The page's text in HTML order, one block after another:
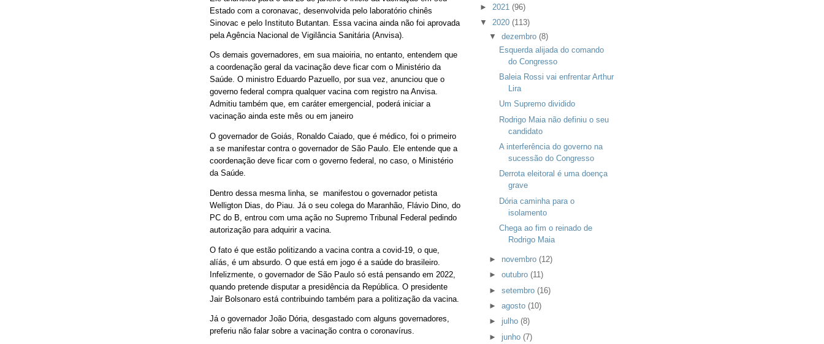
Estado com a coronavac, desenvolvida pelo laboratório chinês
Sinovac e pelo Instituto Butantan. Essa vacina ainda não foi aprovada
pela Agência Nacional de Vigilância Sanitária (Anvisa).
Os demais governadores, em sua maioiria, no entanto, entendem que
a coordenação geral da vacinação deve ficar com o Ministério da
Saúde. O ministro Eduardo Pazuello, por sua vez, anunciou que o
governo federal compra qualquer vacina com registro na Anvisa.
Admitiu também que, em caráter emergencial, poderá iniciar a
vacinação ainda este mês ou em janeiro
O governador de Goiás, Ronaldo Caiado, que é médico, foi o primeiro
a se manifestar contra o governador de São Paulo. Ele entende que a
coordenação deve ficar com o governo federal, no caso, o Ministério
da Saúde.
Dentro dessa mesma linha, se manifestou o governador petista
Welligton Dias, do Piau. Já o seu colega do Maranhão, Flávio Dino, do
PC do B, entrou com uma ação no Supremo Tribunal Federal pedindo
autorização para adquirir a vacina.
O fato é que estão politizando a vacina contra a covid-19, o que,
alíás, é um absurdo. O que está em jogo é a saúde do brasileiro.
Infelizmente, o governador de São Paulo só está pensando em 2022,
quando pretende disputar a presidência da República. O presidente
Jair Bolsonaro está contribuindo também para a politização da vacina.
Já o governador João Dória, desgastado com alguns governadores,
preferiu não falar sobre a vacinação contra o coronavírus.
► 2021 (96)
▼ 2020 (113)
▼dezembro(8)
Esquerda alijada do comando
do Congresso
Baleia Rossi vai enfrentar Arthur
Lira
Um Supremo dividido
Rodrigo Maia não definiu o seu
candidato
A interferência do governo na
sucessão do Congresso
Derrota eleitoral é uma doença
grave
Dória caminha para o
isolamento
Chega ao fim o reinado de
Rodrigo Maia
► novembro(12)
►outubro(11)
►setembro(16)
►agosto(10)
► julho(8)
► junho(7)